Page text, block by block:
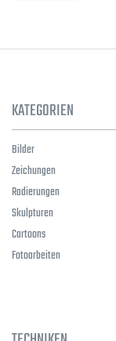
KATEGORIEN
Bilder
Zeichungen
Radierungen
Skulpturen
Cartoons
Fotoarbeiten